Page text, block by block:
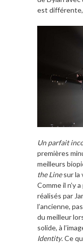
est différente,
Un parfait
premières
meilleurs
the Linesur la
Comme il n’y
réalisés par
l’ancienne,
du meilleur
solide, à
Identity. Ce